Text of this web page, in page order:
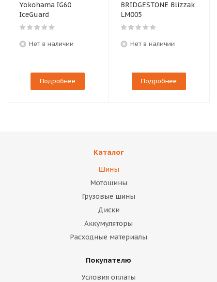
Yokohama IG60
IceGuard
Нет в наличии
Подробнее
BRIDGESTONE Blizzak
LM005
Нет в наличии
Подробнее
Каталог
Шины
Мотошины
Грузовые шины
Диски
Аккумуляторы
Расходные материалы
Покупателю
Условия оплаты